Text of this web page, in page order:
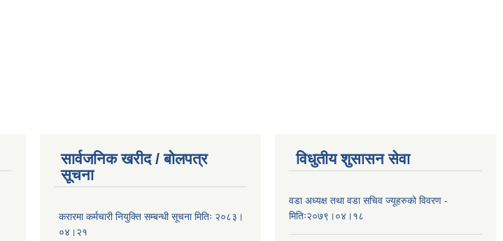
सार्वजनिक खरीद / बोलपत्र
सूचना
करारमा कर्मचारी नियुक्ति सम्बन्धी सूचना मितिः २०८३।
०४।२१
विधुतीय शुसासन सेवा
वडा अध्यक्ष तथा वडा सचिव ज्यूहरुको विवरण -
मितिः२०७९।०४।१८